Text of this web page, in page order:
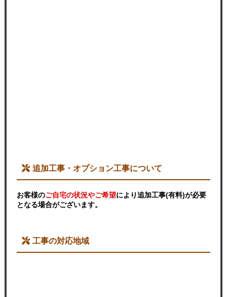
追加工事・オプション工事について
お客様のご自宅の状況やご希望により追加工事(有料)が必要
となる場合がございます。
工事の対応地域